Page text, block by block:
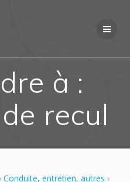
à :
recul
› Conduite, entretien, autres ›